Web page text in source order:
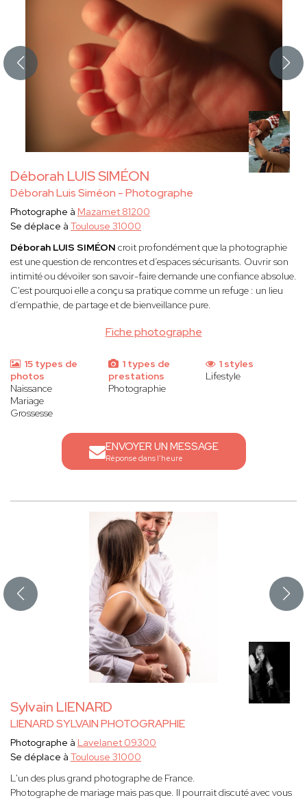
Déborah LUIS SIMÉON
Déborah Luis Siméon - Photographe
Fiche photographe
Photographe à Mazamet 81200
Se déplace à Toulouse 31000
Déborah LUIS SIMÉON croit profondément que la photographie
est une question de rencontres et d’espaces sécurisants. Ouvrir son
intimité ou dévoiler son savoir-faire demande une confiance absolue.
C'est pourquoi elle a conçu sa pratique comme un refuge : un lieu
d’empathie, de partage et de bienveillance pure.
15 types de
photos
Naissance
Mariage
Grossesse
1 types de
prestations
Photographie
1 styles
Lifestyle
ENVOYER UN MESSAGE
Réponse dans l'heure
Sylvain LIENARD
LIENARD SYLVAIN PHOTOGRAPHIE
Photographe à Lavelanet 09300
Se déplace à Toulouse 31000
L'un des plus grand photographe de France.
Photographe de mariage mais pas que. Il pourrait discuté avec vous